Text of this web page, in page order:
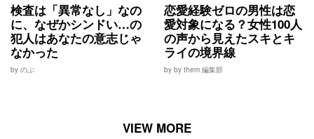
検査は「異常なし」なの
に、なぜかシンドい…の
犯人はあなたの意志じゃ
なかった
by のぶ
恋愛経験ゼロの男性は恋
愛対象になる？女性100人
の声から見えたスキとキ
ライの境界線
by by them 編集部
VIEW MORE